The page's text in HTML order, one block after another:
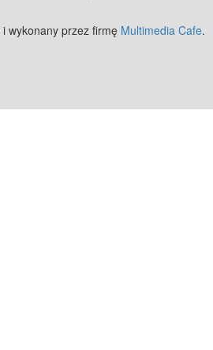
wykonany przez firmę Multimedia Cafe.